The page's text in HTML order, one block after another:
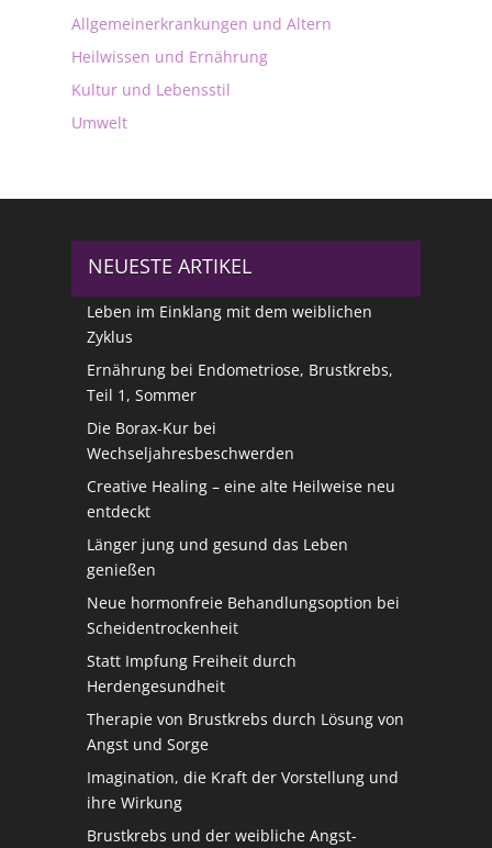
Allgemeinerkrankungen und Altern
Heilwissen und Ernährung
Kultur und Lebensstil
Umwelt
NEUESTE ARTIKEL
Leben im Einklang mit dem weiblichen
Zyklus
Ernährung bei Endometriose, Brustkrebs,
Teil 1, Sommer
Die Borax-Kur bei
Wechseljahresbeschwerden
Creative Healing – eine alte Heilweise neu
entdeckt
Länger jung und gesund das Leben
genießen
Neue hormonfreie Behandlungsoption bei
Scheidentrockenheit
Statt Impfung Freiheit durch
Herdengesundheit
Therapie von Brustkrebs durch Lösung von
Angst und Sorge
Imagination, die Kraft der Vorstellung und
ihre Wirkung
Brustkrebs und der weibliche Angst-